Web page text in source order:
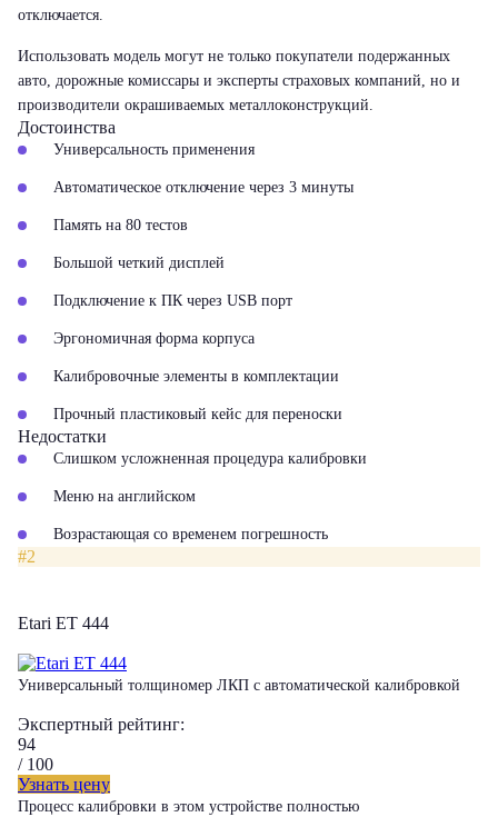
отключается.
Использовать модель могут не только покупатели подержанных
авто, дорожные комиссары и эксперты страховых компаний, но и
производители окрашиваемых металлоконструкций.
Достоинства
Универсальность применения
Автоматическое отключение через 3 минуты
Память на 80 тестов
Большой четкий дисплей
Подключение к ПК через USB порт
Эргономичная форма корпуса
Калибровочные элементы в комплектации
Прочный пластиковый кейс для переноски
Недостатки
Слишком усложненная процедура калибровки
Меню на английском
Возрастающая со временем погрешность
#2
Etari ET 444
Универсальный толщиномер ЛКП с автоматической калибровкой
Экспертный рейтинг:
94
/ 100
Узнать цену
Процесс калибровки в этом устройстве полностью